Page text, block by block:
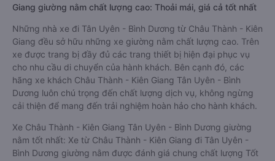
Giang giường nằm chất lượng cao: Thoải mái, giá cả tốt nhất
Những nhà xe đi Tân Uyên - Bình Dương từ Châu Thành - Kiên
Giang đều sở hữu những xe giường nằm chất lượng cao. Trên
xe được trang bị đầy đủ các trang thiết bị hiện đại phục vụ
cho nhu cầu di chuyển của hành khách. Bên cạnh đó, các
hãng xe khách Châu Thành - Kiên Giang Tân Uyên - Bình
Dương luôn chú trọng đến chất lượng dịch vụ, không ngừng
cải thiện để mang đến trải nghiệm hoàn hảo cho hành khách.
Xe Châu Thành - Kiên Giang Tân Uyên - Bình Dương giường
nằm tốt nhất: Xe từ Châu Thành - Kiên Giang đi Tân Uyên -
Bình Dương giường nằm được đánh giá chung chất lượng Tốt